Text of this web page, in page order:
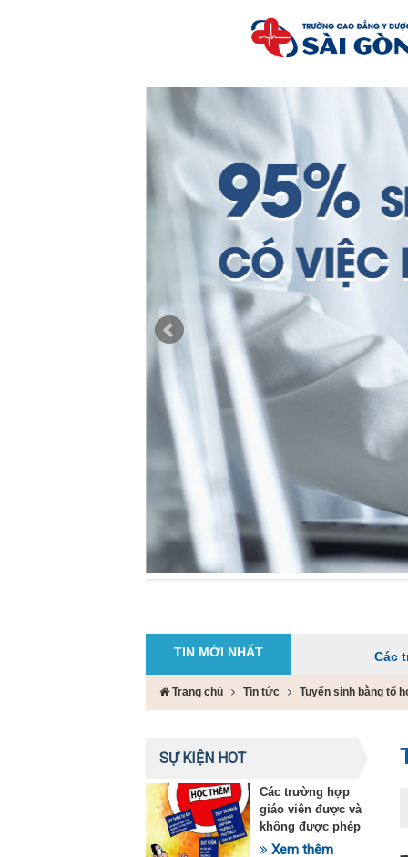
Các trường
TIN MỚI NHẤT
Trang chủ Tin tức Tuyển sinh bằng tổ
SỰ KIỆN HOT
Các trường hợp
giáo viên được và
không được phép
dạy thêm theo
Xem thêm